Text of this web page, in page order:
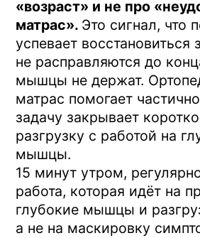
Каталог товаров
Где купить тренажер
Блог
Ограничения и меры предосторожности
Программа курса
Купить обучающий курс
О центре Евминова
Контакты
Отзывы